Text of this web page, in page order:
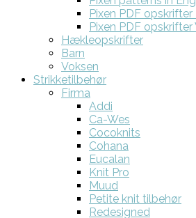
Pixen PDF opskrifter
Pixen PDF opskrifter
Hækleopskrifter
Barn
Voksen
Strikketilbehør
Firma
Addi
Ca-Wes
Cocoknits
Cohana
Eucalan
Knit Pro
Muud
Petite knit tilbehør
Redesigned